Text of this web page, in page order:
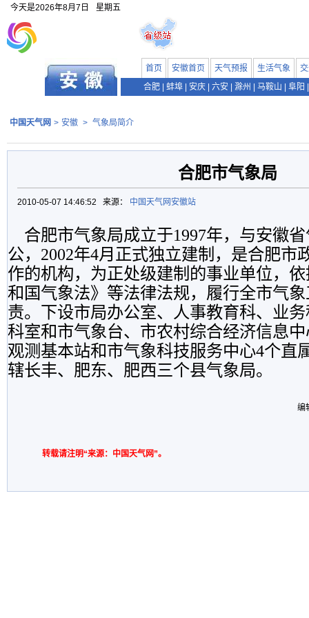
今天是2026年8月7日 星期五
首页 安徽首页 天气预报 生活气象
合肥
蚌埠 安庆 六安 滁州 马鞍山 阜阳
中国天气网 > 安徽 > 气象局简介
合肥市气象局
2010-05-07 14:46:52 来源： 中国天气网安徽站
合肥市气象局成立于1997年，与安徽
公， 2002年4月正式独立建制，是合肥市
作的机构，为正处级建制的事业单位，
和国气象法》等法律法规，履行全市气
责。下设市局办公室、人事教育科、业
科室和市气象台、市农村综合经济信息
观测基本站和市气象科技服务中心4个直
辖长丰、肥东、肥西三个县气象局。
编
转载请注明“来源：中国天气网”。